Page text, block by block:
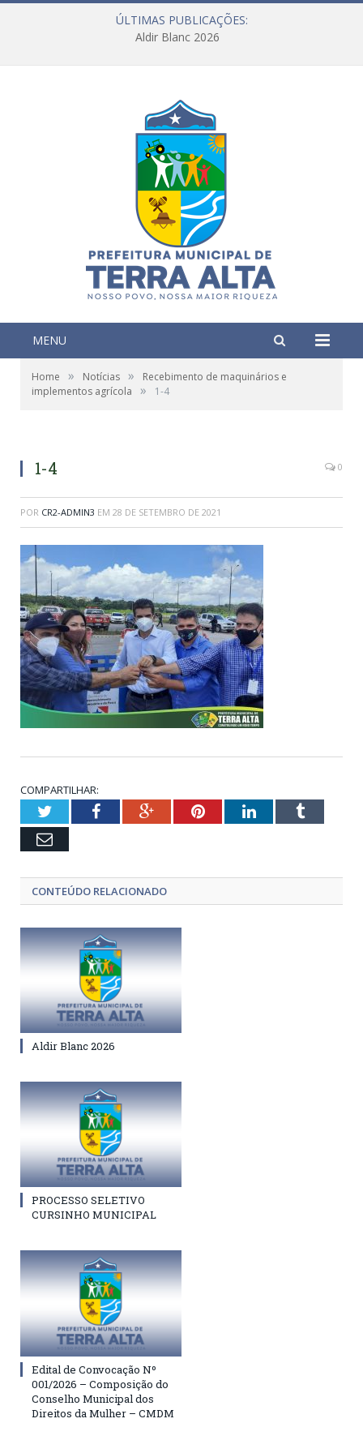
ÚLTIMAS PUBLICAÇÕES:
Aldir Blanc 2026
MENU
Home » Notícias »
Recebimento de maquinários e
implementos agrícola
» 1-4
1-4 0
POR CR2-ADMIN3 EM 28 DE SETEMBRO DE 2021
COMPARTILHAR:
TwitterFacebookGoogle+PinterestLinkedInTumblr
Email
CONTEÚDO RELACIONADO
Aldir Blanc 2026
PROCESSO SELETIVO
CURSINHO MUNICIPAL
Edital de Convocação Nº
001/2026 – Composição do
Conselho Municipal dos
Direitos da Mulher – CMDM